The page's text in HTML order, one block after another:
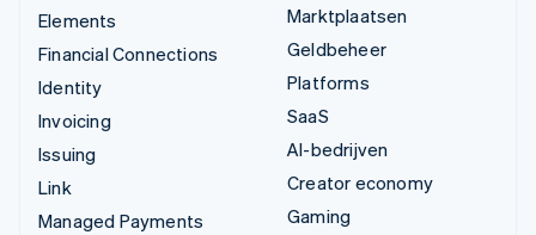
Elements
Financial Connections
Identity
Invoicing
Issuing
Link
Managed Payments
Marktplaatsen
Geldbeheer
Platforms
SaaS
AI-bedrijven
Creator economy
Gaming